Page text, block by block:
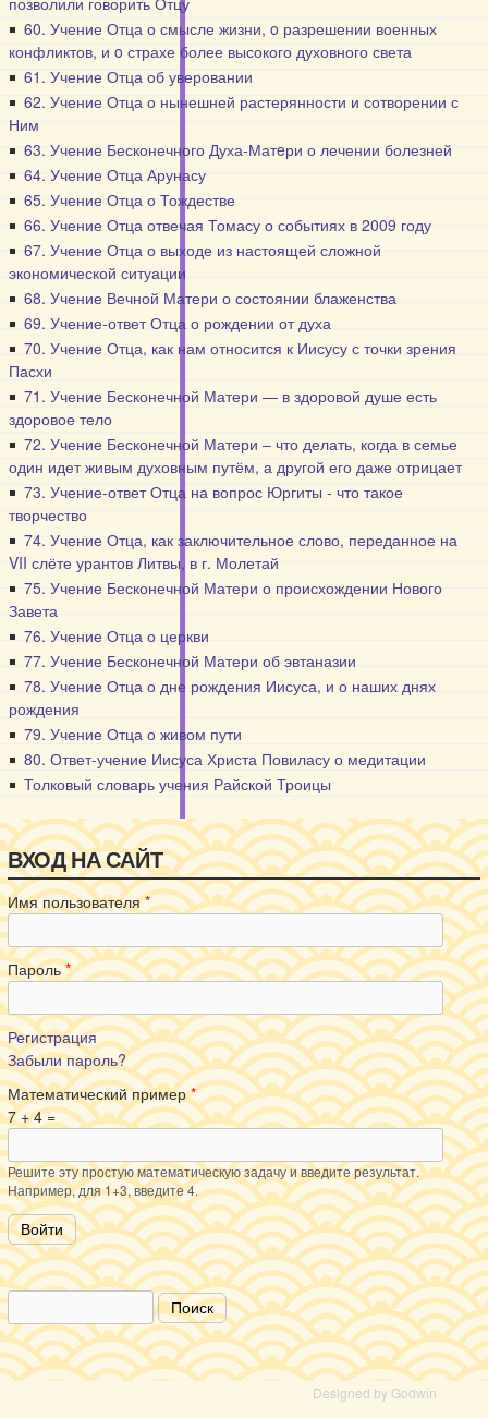
60. Учение Отца о смысле жизни, o разрешении военных
конфликтов, и o страхе более высокого духовного света
61. Учение Отца об уверовании
62. Учение Отца о нынешней растерянности и сотворении с
Ним
63. Учение Бесконечного Духа-Матeри о лечении болезней
64. Учение Отца Арунасу
65. Учение Отца о Тождестве
66. Учение Отца отвечая Томасу о событиях в 2009 году
67. Учение Отца о выходе из настоящей сложной
экономической ситуации
68. Учение Вечной Матери о состоянии блаженства
69. Учение-ответ Отца о рождении от духа
70. Учение Отца, как нам относится к Иисусу с точки зрения
Пасхи
71. Учение Бесконечной Матери — в здоровой душе есть
здоровое тело
72. Учение Бесконечной Матери – что делать, когда в семье
один идет живым духовным путём, а другой его даже отрицает
73. Учение-ответ Отца на вопрос Юргиты - что такое
творчество
74. Учение Отца, как заключительное слово, переданное на
VII слёте урантов Литвы, в г. Молетай
75. Учение Бесконечной Матери о происхождении Нового
Завета
76. Учение Отца о церкви
77. Учение Бесконечной Матери об эвтаназии
78. Учение Отца о дне рождения Иисуса, и о наших днях
рождения
79. Учение Отца о живом пути
80. Ответ-учение Иисуса Христа Повиласу о медитации
Толковый словарь учения Райской Троицы
ВХОД НА САЙТ
Имя пользователя*
Пароль*
Регистрация
Забыли пароль?
Математический пример*
7 + 4 =
Решите эту простую математическую задачу и введите результат.
Например, для 1+3, введите 4.
Форма поиска
Designed by Godwin